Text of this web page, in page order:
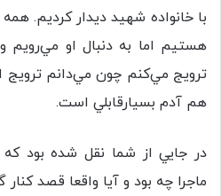
با خانواده شهيد ديدار كرديم.
هستيم اما به دنبال او مي‌رويم و
ترويج مي‌كنم چون مي‌دانم
هم آدم بسیارقابلي است.
در جايي از شما نقل شده بود
ماجرا چه بود و آيا واقعا قصد